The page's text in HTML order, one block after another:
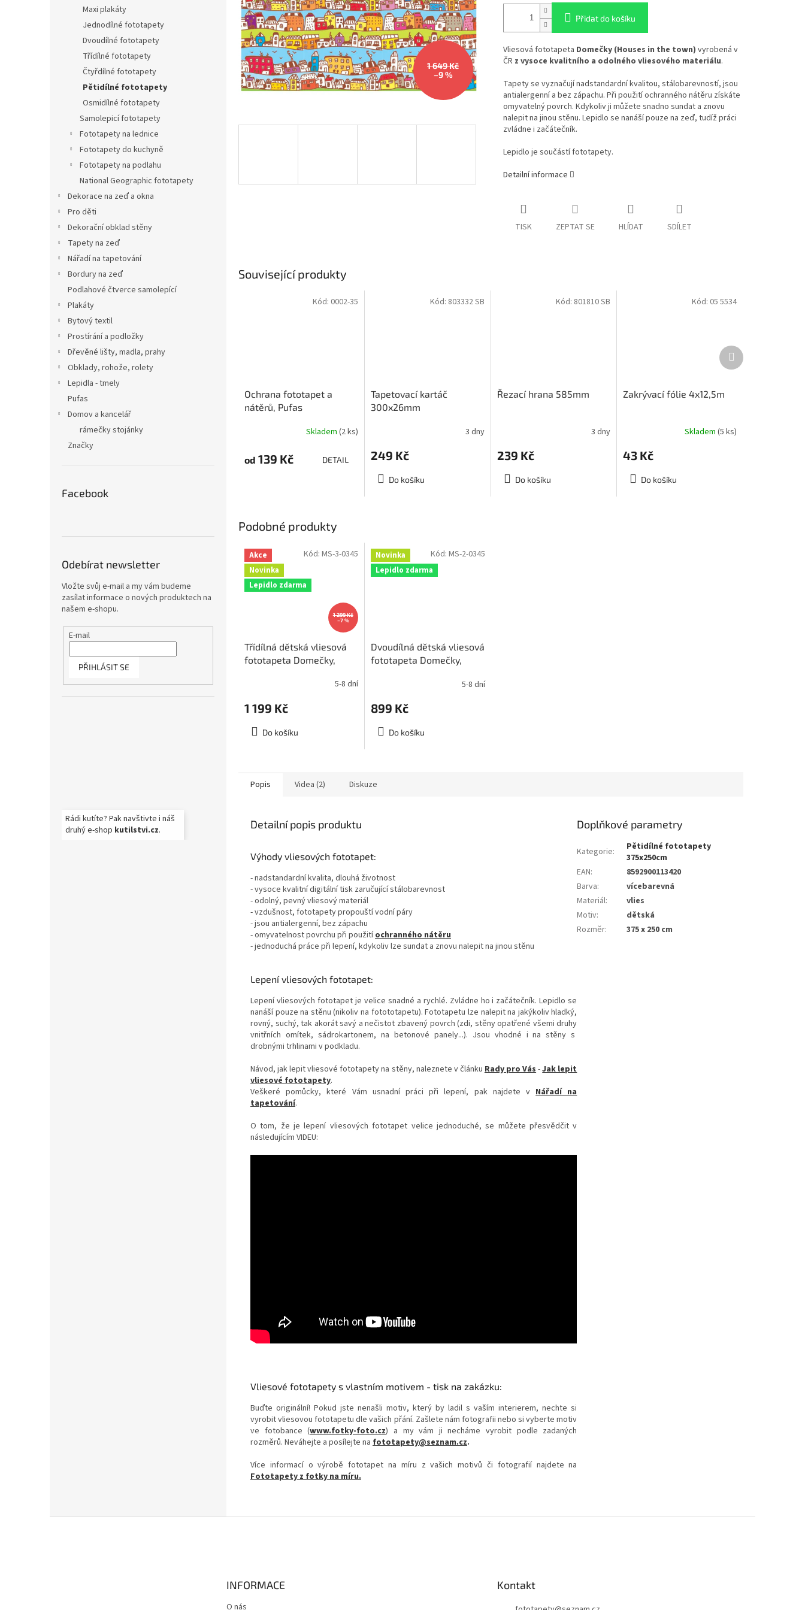
Maxi plakáty
Jednodílné fototapety
Dvoudílné fototapety
Třídílné fototapety
Čtyřdílné fototapety
Pětidílné fototapety
Osmidílné fototapety
Samolepicí fototapety
Fototapety na lednice
Fototapety do kuchyně
Fototapety na podlahu
National Geographic fototapety
Dekorace na zeď a okna
Pro děti
Dekorační obklad stěny
Tapety na zeď
Nářadí na tapetování
Bordury na zeď
Podlahové čtverce samolepící
Plakáty
Bytový textil
Prostírání a podložky
Dřevěné lišty, madla, prahy
Obklady, rohože, rolety
Lepidla - tmely
Pufas
Domov a kancelář
rámečky stojánky
Značky
Facebook
Odebírat newsletter
Vložte svůj e-mail a my vám budeme
zasílat informace o nových produktech na
našem e-shopu.
E-mail
PŘIHLÁSIT SE
Rádi kutíte? Pak navštivte i náš
druhý e-shop kutilstvi.cz.
1 649 Kč
–9 %
Přidat do košíku
Vliesová fototapeta Domečky (Houses in the town) vyrobená v
ČR z vysoce kvalitního a odolného vliesového materiálu.
Tapety se vyznačují nadstandardní kvalitou, stálobarevností, jsou
antialergenní a bez zápachu. Při použití ochranného nátěru získáte
omyvatelný povrch. Kdykoliv ji můžete snadno sundat a znovu
nalepit na jinou stěnu. Lepidlo se nanáší pouze na zeď, tudíž práci
zvládne i začátečník.
Lepidlo je součástí fototapety.
Detailní informace
TISK ZEPTAT SE HLÍDAT SDÍLET
Související produkty
Ochrana fototapet a
nátěrů, Pufas
Skladem (2 ks)
od 139 Kč DETAIL
Kód: 0002-35
Tapetovací kartáč
300x26mm
3 dny
249 Kč
Do košíku
Kód: 803332 SB
Řezací hrana 585mm
3 dny
239 Kč
Do košíku
Kód: 801810 SB
Zakrývací fólie 4x12,5m
Skladem (5 ks)
43 Kč
Do košíku
Kód: 05 5534
Další
produkt
Podobné produkty
Akce
Novinka
Lepidlo zdarma
1 299 Kč
–7 %
Třídílná dětská vliesová
fototapeta Domečky,
5-8 dní
1 199 Kč
Do košíku
Kód: MS-3-0345
Novinka
Lepidlo zdarma
Dvoudílná dětská vliesová
fototapeta Domečky,
5-8 dní
899 Kč
Do košíku
Kód: MS-2-0345
Popis Videa (2) Diskuze
Detailní popis produktu
Výhody vliesových fototapet:
- nadstandardní kvalita, dlouhá životnost
- vysoce kvalitní digitální tisk zaručující stálobarevnost
- odolný, pevný vliesový materiál
- vzdušnost, fototapety propouští vodní páry
- jsou antialergenní, bez zápachu
- omyvatelnost povrchu při použitíochranného nátěru
- jednoduchá práce při lepení, kdykoliv lze sundat a znovu nalepit na jinou stěnu
Lepení vliesových fototapet:
Lepení vliesových fototapet je velice snadné a rychlé. Zvládne ho i začátečník. Lepidlo se
nanáší pouze na stěnu (nikoliv na fotototapetu). Fototapetu lze nalepit na jakýkoliv hladký,
rovný, suchý, tak akorát savý a nečistot zbavený povrch (zdi, stěny opatřené všemi druhy
vnitřních omítek, sádrokartonem, na betonové panely...). Jsou vhodné i na stěny s
drobnými trhlinami v podkladu.
Návod, jak lepit vliesové fototapety na stěny, naleznete v článku Rady pro Vás-Jak lepit
vliesové fototapety.
Veškeré pomůcky, které Vám usnadní práci při lepení, pak najdete vNářadí na
tapetování.
O tom, že je lepení vliesových fototapet velice jednoduché, se můžete přesvědčit v
následujícím VIDEU:
Vliesové fototapety s vlastním motivem - tisk na zakázku:
Buďte originální! Pokud jste nenašli motiv, který by ladil s vaším interierem, nechte si
vyrobit vliesovou fototapetu dle vašich přání. Zašlete nám fotografii nebo si vyberte motiv
ve fotobance (www.fotky-foto.cz) a my vám ji necháme vyrobit podle zadaných
rozměrů. Neváhejte a posílejte na fototapety@seznam.cz.
Více informací o výrobě fototapet na míru z vašich motivů či fotografií najdete na
Fototapety z fotky na míru.
Doplňkové parametry
Kategorie:
Pětidílné fototapety
375x250cm
EAN:
8592900113420
Barva:
vícebarevná
Materiál:
vlies
Motiv:
dětská
Rozměr: 375 x 250 cm
INFORMACE
O nás
Kontakt